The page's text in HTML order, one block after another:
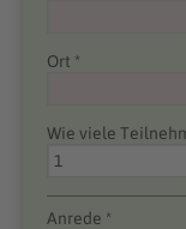
Ort *
Wie viele
Anrede *